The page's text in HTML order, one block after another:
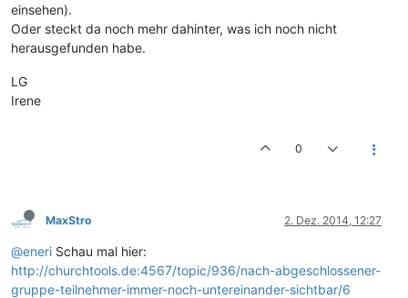
einsehen).
Oder steckt da noch mehr dahinter, was ich noch nicht
herausgefunden habe.
LG
Irene
0
MaxStro 2. Dez. 2014, 12:27
@eneri Schau mal hier:
http://churchtools.de:4567/topic/936/nach-abgeschlossener-
gruppe-teilnehmer-immer-noch-untereinander-sichtbar/6